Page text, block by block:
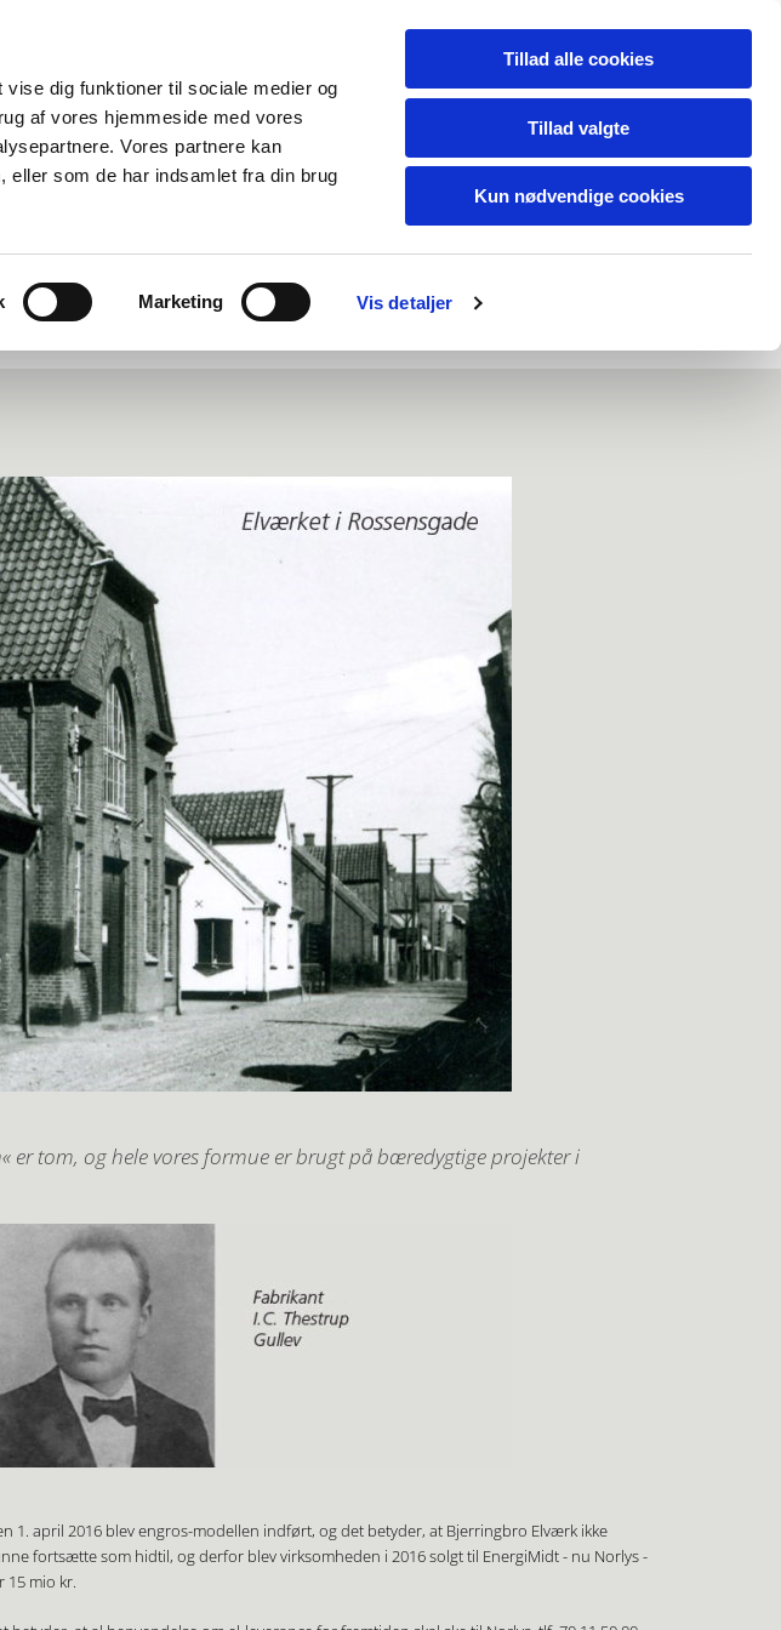
dig funktioner til sociale medier og
af vores hjemmeside med vores
Vores partnere kan
eller som de har indsamlet fra din brug
Marketing Vis detaljer
Tillad alle cookies
Tillad valgte
Kun nødvendige cookies
Kontakt os Foreign visitors Regnskab
er tom, og hele vores formue er brugt på bæredygtige projekter i
1. april 2016 blev engros-modellen indført, og det betyder, at Bjerringbro Elværk ikke
fortsætte som hidtil, og derfor blev virksomheden i 2016 solgt til EnergiMidt - nu Norlys -
15 mio kr.